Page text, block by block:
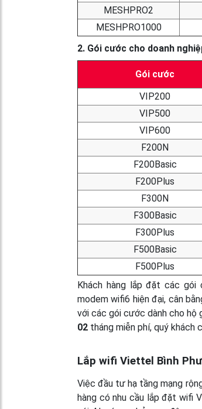
MESHPRO2
MESHPRO1000
2. Gói cước cho doanh
Gói cước
VIP200
VIP500
VIP600
F200N
F200Basic
F200Plus
F300N
F300Basic
F300Plus
F500Basic
F500Plus
Khách hàng lắp đặt các
modem wifi6 hiện đại, cân
với các gói cước dành cho
02 tháng miễn phí, quý khách
Lắp wifi Viettel Bình
Việc đầu tư hạ tầng mạng
hàng có nhu cầu lắp đặt wifi